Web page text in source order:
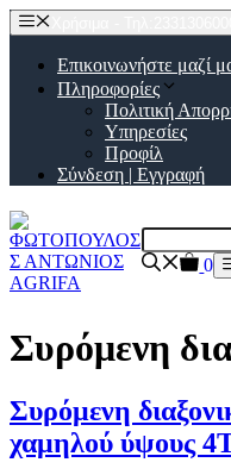
Μετάβαση
σε
περιεχόμενο
Επικοινωνήστε μαζί
Πληροφορίες
Πολιτική
Υπηρεσίες
Προφίλ
Σύνδεση | Εγγραφή
0
Συρόμενη
Συρόμενη
χαμηλού ύψους